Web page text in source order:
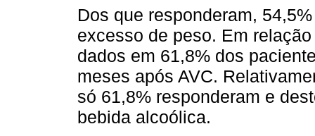
Dos que responderam,
excesso de peso. Em
dados em 61,8% dos
meses após AVC.
só 61,8% responderam e
bebida alcoólica.